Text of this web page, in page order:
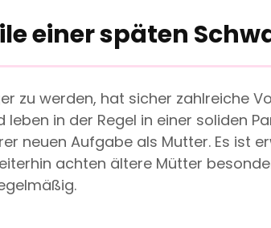
einer späten
zu werden, hat sicher zahlreiche
leben in der Regel in einer soliden
neuen Aufgabe als Mutter. Es ist
achten ältere Mütter